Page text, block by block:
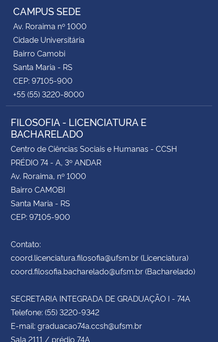
CAMPUS SEDE
Av. Roraima nº 1000
Cidade Universitária
Bairro Camobi
Santa Maria - RS
CEP: 97105-900
+55 (55) 3220-8000
FILOSOFIA - LICENCIATURA E
BACHARELADO
Centro de Ciências Sociais e Humanas - CCSH
PRÉDIO 74 - A, 3º ANDAR
Av. Roraima, nº 1000
Bairro CAMOBI
Santa Maria - RS
CEP: 97105-900
Contato:
coord.licenciatura.filosofia@ufsm.br (Licenciatura)
coord.filosofia.bacharelado@ufsm.br (Bacharelado)
SECRETARIA INTEGRADA DE GRADUAÇÃO I - 74A
Telefone: (55) 3220-9342
E-mail: graduacao74a.ccsh@ufsm.br
Sala 2111 / prédio 74A